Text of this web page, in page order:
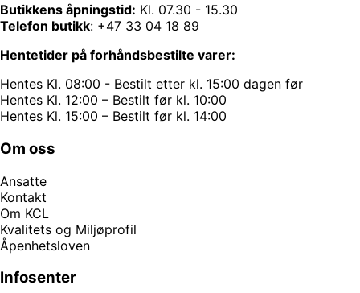
Butikkens åpningstid: Kl. 07.30 - 15.30
Telefon butikk: +47 33 04 18 89
Hentetider på forhåndsbestilte varer:
Hentes Kl. 08:00 - Bestilt etter kl. 15:00 dagen før
Hentes Kl. 12:00 – Bestilt før kl. 10:00
Hentes Kl. 15:00 – Bestilt før kl. 14:00
Om oss
Ansatte
Kontakt
Om KCL
Kvalitets og Miljøprofil
Åpenhetsloven
Infosenter